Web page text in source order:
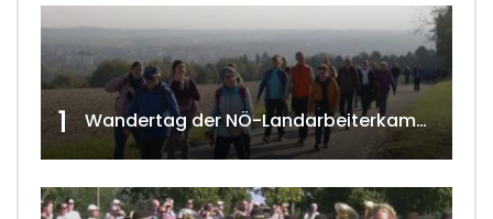
1 Wandertag der NÖ-Landarbeiterkammer in Hollabrunn 2024